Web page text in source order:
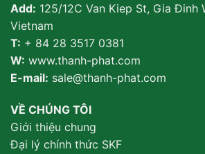
Add: 125/12C Van Kiep St, Gia Đinh
Vietnam
T: + 84 28 3517 0381
W: www.thanh-phat.com
E-mail: sale@thanh-phat.com
VỀ CHÚNG TÔI
Giới thiệu chung
Đại lý chính thức SKF